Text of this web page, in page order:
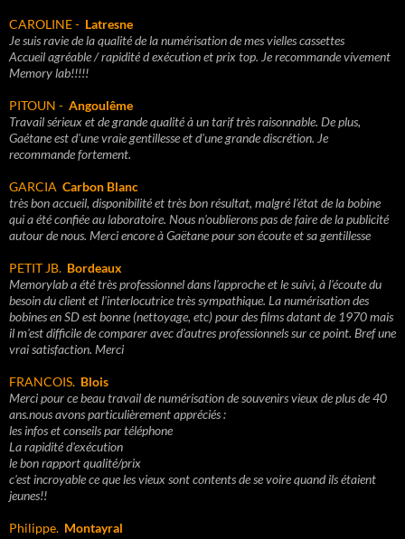
CAROLINE - Latresne
Je suis ravie de la qualité de la numérisation de mes vielles cassettes
Accueil agréable / rapidité d exécution et prix top. Je recommande vivement
Memory lab!!!!!
PITOUN - Angoulême
Travail sérieux et de grande qualité à un tarif très raisonnable. De plus,
Gaétane est d'une vraie gentillesse et d'une grande discrétion. Je
recommande fortement.
GARCIA Carbon Blanc
très bon accueil, disponibilité et très bon résultat, malgré l'état de la bobine
qui a été confiée au laboratoire. Nous n'oublierons pas de faire de la publicité
autour de nous. Merci encore à Gaëtane pour son écoute et sa gentillesse
PETIT JB. Bordeaux
Memorylab a été très professionnel dans l'approche et le suivi, à l'écoute du
besoin du client et l'interlocutrice très sympathique. La numérisation des
bobines en SD est bonne (nettoyage, etc) pour des films datant de 1970 mais
il m'est difficile de comparer avec d'autres professionnels sur ce point. Bref une
vrai satisfaction. Merci
FRANCOIS. Blois
Merci pour ce beau travail de numérisation de souvenirs vieux de plus de 40
ans.nous avons particulièrement appréciés :
les infos et conseils par téléphone
La rapidité d'exécution
le bon rapport qualité/prix
c'est incroyable ce que les vieux sont contents de se voire quand ils étaient
jeunes!!
Philippe. Montayral